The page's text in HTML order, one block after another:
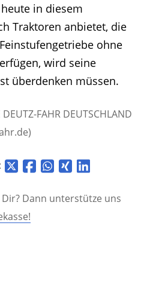
in diesem
Traktoren anbietet, die
ohne
wird seine
überdenken müssen.
FAHR DEUTSCHLAND
Dann unterstütze uns